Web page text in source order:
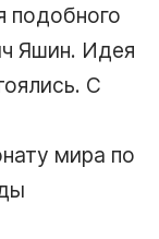
подобного
Яшин. Идея
С
мира по